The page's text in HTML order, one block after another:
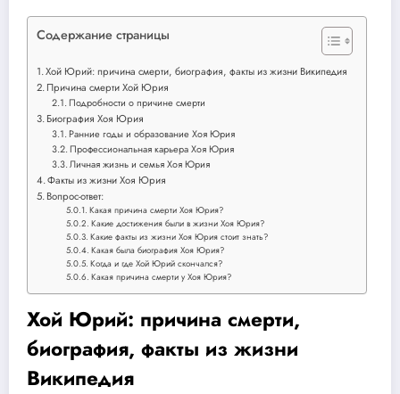
Содержание страницы
Хой Юрий: причина смерти, биография, факты из жизни Википедия
Причина смерти Хой Юрия
Подробности о причине смерти
Биография Хоя Юрия
Ранние годы и образование Хоя Юрия
Профессиональная карьера Хоя Юрия
Личная жизнь и семья Хоя Юрия
Факты из жизни Хоя Юрия
Вопрос-ответ:
Какая причина смерти Хоя Юрия?
Какие достижения были в жизни Хоя Юрия?
Какие факты из жизни Хоя Юрия стоит знать?
Какая была биография Хоя Юрия?
Когда и где Хой Юрий скончался?
Какая причина смерти у Хоя Юрия?
Хой Юрий: причина смерти,
биография, факты из жизни
Википедия